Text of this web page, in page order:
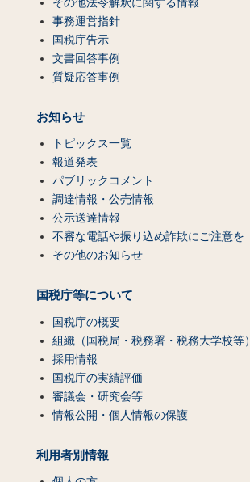
事務運営指針
国税庁告示
文書回答事例
質疑応答事例
お知らせ
トピックス一覧
報道発表
パブリックコメント
調達情報・公売情報
公示送達情報
不審な電話や振り込め詐欺にご注意を
その他のお知らせ
国税庁等について
国税庁の概要
組織（国税局・税務署・税務大学校等）
採用情報
国税庁の実績評価
審議会・研究会等
情報公開・個人情報の保護
利用者別情報